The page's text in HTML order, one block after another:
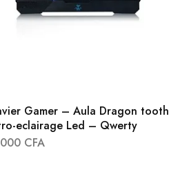
Gamer – Aula Dragon tooth
eclairage Led – Qwerty
CFA